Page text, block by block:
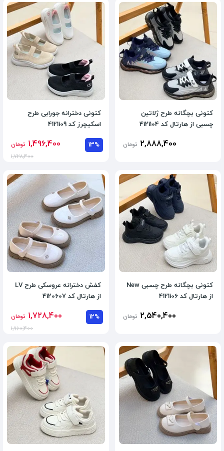
کتونی بچگانه طرح ژلاتین
چسبی از هارتال کد 4121104
2,888,400 تومان
کتونی دخترانه جورابی طرح
اسکیچرز کد 4121109
13%
1,496,400 تومان
1,728,400
کتونی بچگانه طرح چسبی New
از هارتال کد 4121106
2,540,400 تومان
کفش دخترانه عروسکی طرح LV
از هارتال کد 4120607
12%
1,728,400 تومان
1,960,400